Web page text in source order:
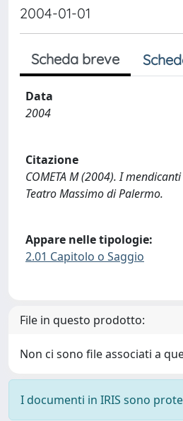
2004-01-01
Scheda breve
Data
2004
Citazione
COMETA M (2004). I
Teatro Massimo di Palermo.
Appare nelle tipologie:
2.01 Capitolo o Saggio
File in questo prodotto:
Non ci sono file associati a
I documenti in IRIS sono